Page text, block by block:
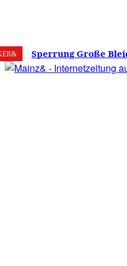
9. August 2026 28.9 Mainz
Sperrung Große
verwirrt, Mainzer